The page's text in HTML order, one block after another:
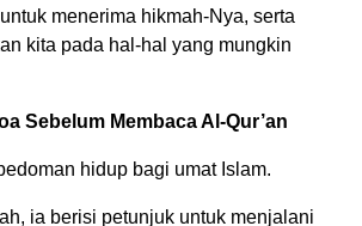
menerima hikmah-Nya, serta
kita pada hal-hal yang mungkin
Sebelum Membaca Al-Qur’an
hidup bagi umat Islam.
ia berisi petunjuk untuk menjalani